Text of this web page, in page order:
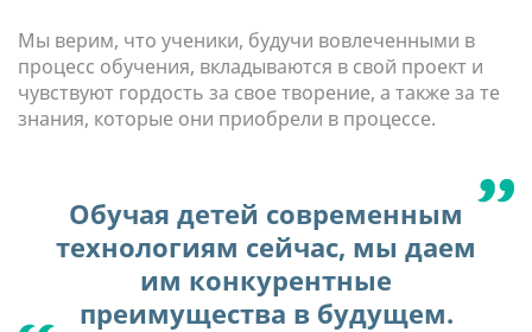
Мы верим, что ученики, будучи вовлеченными в
процесс обучения, вкладываются в свой проект и
чувствуют гордость за свое творение, а также за те
знания, которые они приобрели в процессе.
Обучая детей современным
технологиям сейчас, мы даем
им конкурентные
преимущества в будущем.